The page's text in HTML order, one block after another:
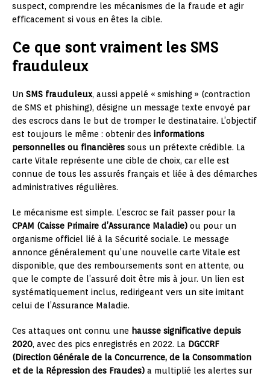
suspect, comprendre les mécanismes de la fraude et agir
efficacement si vous en êtes la cible.
Ce que sont vraiment les SMS
frauduleux
Un SMS frauduleux, aussi appelé « smishing » (contraction
de SMS et phishing), désigne un message texte envoyé par
des escrocs dans le but de tromper le destinataire. L’objectif
est toujours le même : obtenir des informations
personnelles ou financières sous un prétexte crédible. La
carte Vitale représente une cible de choix, car elle est
connue de tous les assurés français et liée à des démarches
administratives régulières.
Le mécanisme est simple. L’escroc se fait passer pour la
CPAM (Caisse Primaire d’Assurance Maladie) ou pour un
organisme officiel lié à la Sécurité sociale. Le message
annonce généralement qu’une nouvelle carte Vitale est
disponible, que des remboursements sont en attente, ou
que le compte de l’assuré doit être mis à jour. Un lien est
systématiquement inclus, redirigeant vers un site imitant
celui de l’Assurance Maladie.
Ces attaques ont connu une hausse significative depuis
2020, avec des pics enregistrés en 2022. La DGCCRF
(Direction Générale de la Concurrence, de la Consommation
et de la Répression des Fraudes) a multiplié les alertes sur